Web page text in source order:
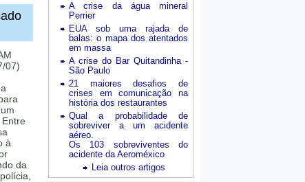
07)
à
da
A crise da água mineral
Perrier
EUA sob uma rajada de
balas: o mapa dos atentados
em massa
A crise do Bar Quitandinha -
São Paulo
21 maiores desafios de
crises em comunicação na
história dos restaurantes
Qual a probabilidade de
sobreviver a um acidente
aéreo.
Os 103 sobreviventes do
acidente da Aeroméxico
Leia outros artigos